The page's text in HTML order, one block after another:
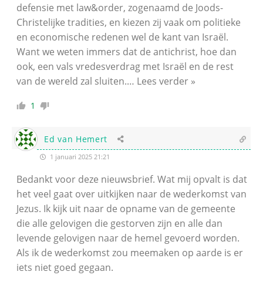
defensie met law&order, zogenaamd de Joods-
Christelijke tradities, en kiezen zij vaak om politieke
en economische redenen wel de kant van Israël.
Want we weten immers dat de antichrist, hoe dan
ook, een vals vredesverdrag met Israël en de rest
van de wereld zal sluiten.… Lees verder »
1
Ed van Hemert
1 januari 2025 21:21
Bedankt voor deze nieuwsbrief. Wat mij opvalt is dat
het veel gaat over uitkijken naar de wederkomst van
Jezus. Ik kijk uit naar de opname van de gemeente
die alle gelovigen die gestorven zijn en alle dan
levende gelovigen naar de hemel gevoerd worden.
Als ik de wederkomst zou meemaken op aarde is er
iets niet goed gegaan.